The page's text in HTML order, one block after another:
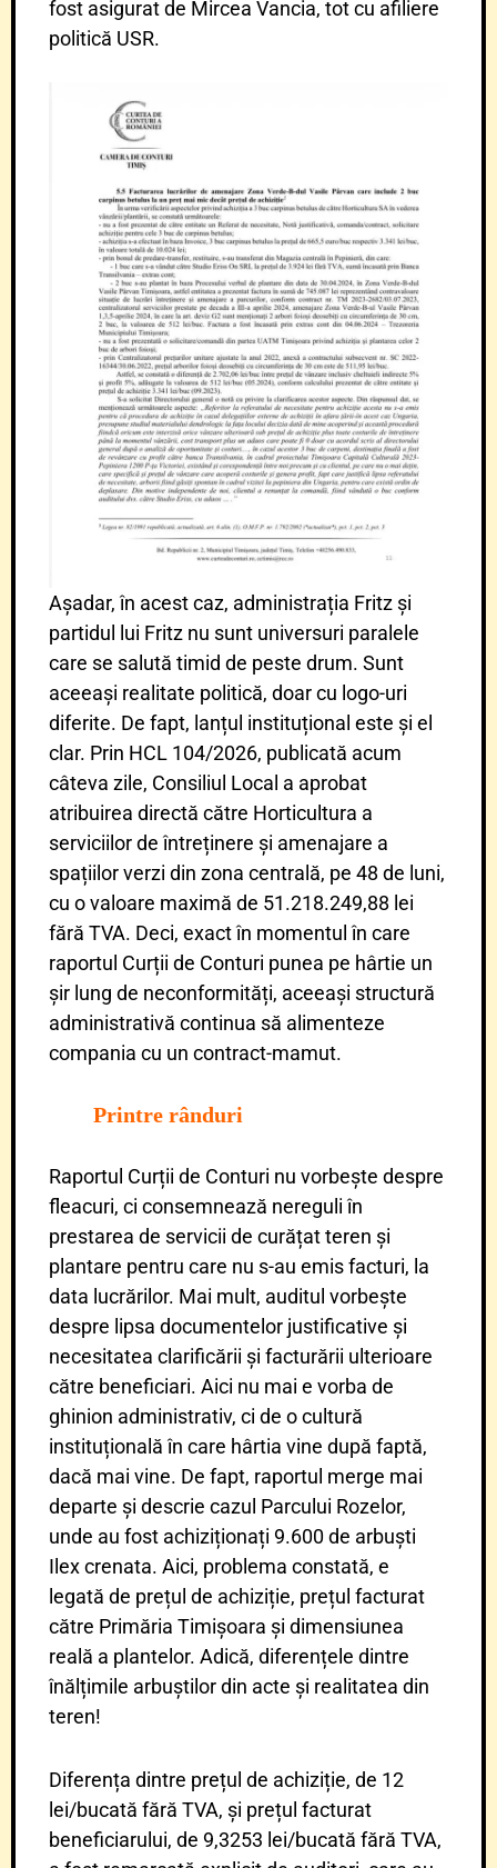
fost asigurat de Mircea Vancia, tot cu afiliere
politică USR.
Așadar, în acest caz, administrația Fritz și
partidul lui Fritz nu sunt universuri paralele
care se salută timid de peste drum. Sunt
aceeași realitate politică, doar cu logo-uri
diferite. De fapt, lanțul instituțional este și el
clar. Prin HCL 104/2026, publicată acum
câteva zile, Consiliul Local a aprobat
atribuirea directă către Horticultura a
serviciilor de întreținere și amenajare a
spațiilor verzi din zona centrală, pe 48 de luni,
cu o valoare maximă de 51.218.249,88 lei
fără TVA. Deci, exact în momentul în care
raportul Curții de Conturi punea pe hârtie un
șir lung de neconformități, aceeași structură
administrativă continua să alimenteze
compania cu un contract-mamut.
Printre rânduri
Raportul Curții de Conturi nu vorbește despre
fleacuri, ci consemnează nereguli în
prestarea de servicii de curățat teren și
plantare pentru care nu s-au emis facturi, la
data lucrărilor. Mai mult, auditul vorbește
despre lipsa documentelor justificative și
necesitatea clarificării și facturării ulterioare
către beneficiari. Aici nu mai e vorba de
ghinion administrativ, ci de o cultură
instituțională în care hârtia vine după faptă,
dacă mai vine. De fapt, raportul merge mai
departe și descrie cazul Parcului Rozelor,
unde au fost achiziționați 9.600 de arbuști
Ilex crenata. Aici, problema constată, e
legată de prețul de achiziție, prețul facturat
către Primăria Timișoara și dimensiunea
reală a plantelor. Adică, diferențele dintre
înălțimile arbuștilor din acte și realitatea din
teren!
Diferența dintre prețul de achiziție, de 12
lei/bucată fără TVA, și prețul facturat
beneficiarului, de 9,3253 lei/bucată fără TVA,